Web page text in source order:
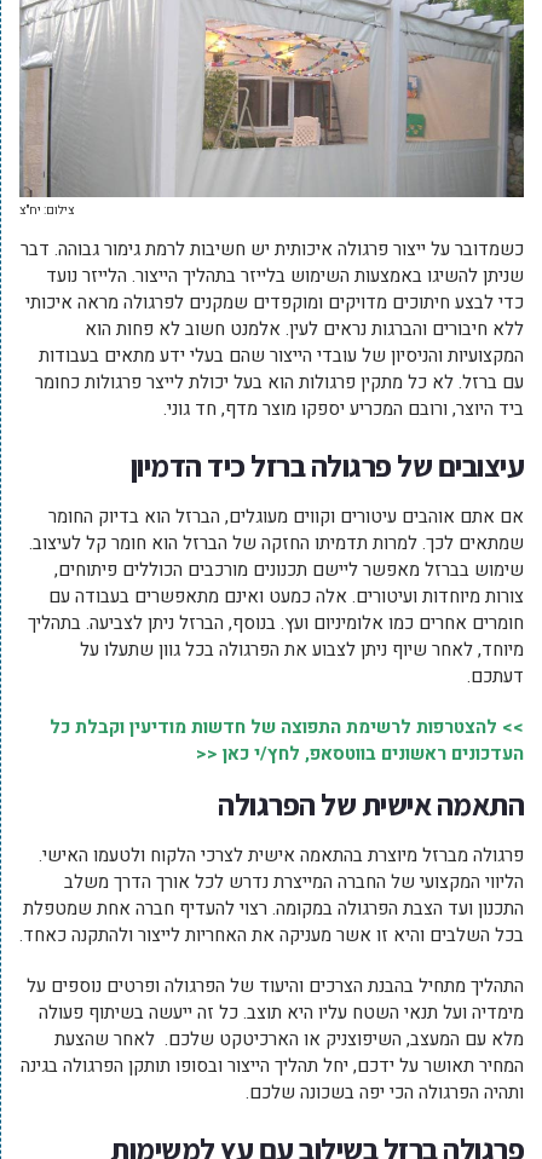
צילום: יח"צ
כשמדובר על ייצור פרגולה איכותית יש חשיבות לרמת גימור גבוהה. דבר
שניתן להשיגו באמצעות השימוש בלייזר בתהליך הייצור. הלייזר נועד
כדי לבצע חיתוכים מדויקים ומוקפדים שמקנים לפרגולה מראה איכותי
ללא חיבורים והברגות נראים לעין. אלמנט חשוב לא פחות הוא
המקצועיות והניסיון של עובדי הייצור שהם בעלי ידע מתאים בעבודות
עם ברזל. לא כל מתקין פרגולות הוא בעל יכולת לייצר פרגולות כחומר
ביד היוצר, ורובם המכריע יספקו מוצר מדף, חד גוני.
עיצובים של פרגולה ברזל כיד הדמיון
אם אתם אוהבים עיטורים וקווים מעוגלים, הברזל הוא בדיוק החומר
שמתאים לכך. למרות תדמיתו החזקה של הברזל הוא חומר קל לעיצוב.
שימוש בברזל מאפשר ליישם תכנונים מורכבים הכוללים פיתוחים,
צורות מיוחדות ועיטורים. אלה כמעט ואינם מתאפשרים בעבודה עם
חומרים אחרים כמו אלומיניום ועץ. בנוסף, הברזל ניתן לצביעה. בתהליך
מיוחד, לאחר שיוף ניתן לצבוע את הפרגולה בכל גוון שתעלו על
דעתכם.
>> להצטרפות לרשימת התפוצה של חדשות מודיעין וקבלת כל
העדכונים ראשונים בווטסאפ, לחץ/י כאן <<
התאמה אישית של הפרגולה
פרגולה מברזל מיוצרת בהתאמה אישית לצרכי הלקוח ולטעמו האישי.
הליווי המקצועי של החברה המייצרת נדרש לכל אורך הדרך משלב
התכנון ועד הצבת הפרגולה במקומה. רצוי להעדיף חברה אחת שמטפלת
בכל השלבים והיא זו אשר מעניקה את האחריות לייצור ולהתקנה כאחד.
התהליך מתחיל בהבנת הצרכים והיעוד של הפרגולה ופרטים נוספים על
מימדיה ועל תנאי השטח עליו היא תוצב. כל זה ייעשה בשיתוף פעולה
מלא עם המעצב, השיפוצניק או הארכיטקט שלכם. לאחר שהצעת
המחיר תאושר על ידכם, יחל תהליך הייצור ובסופו תותקן הפרגולה בגינה
ותהיה הפרגולה הכי יפה בשכונה שלכם.
פרגולה ברזל בשילוב עם עץ למשימות